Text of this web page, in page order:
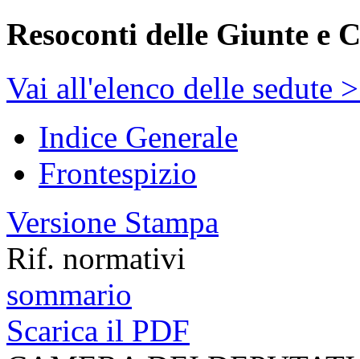
Resoconti delle Giunte e
Vai all'elenco delle sedute
Indice Generale
Frontespizio
Versione Stampa
Rif. normativi
sommario
Scarica il PDF